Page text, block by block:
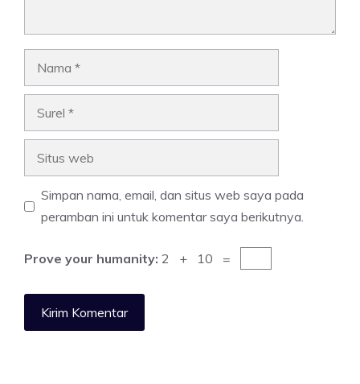
Simpan nama, email, dan situs web saya pada
peramban ini untuk komentar saya berikutnya.
Prove your humanity: 2 + 10 =